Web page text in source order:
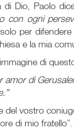
Dio, Paolo
con ogni
per
e la mia
di
di
del vostro
di mio fratello”.